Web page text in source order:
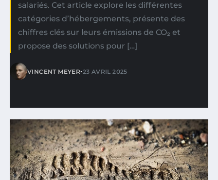
salariés. Cet article explore les différentes
catégories d’hébergements, présente des
chiffres clés sur leurs émissions de CO₂ et
propose des solutions pour […]
VINCENT MEYER•23 AVRIL 2025